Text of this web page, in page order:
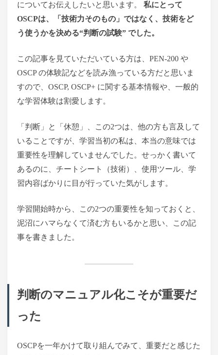
についてお伝えしたいと思います。 私にとって
OSCPは、「技術力そのもの」ではなく、技術をど
う使うかを決める“判断の試験” でした。
この記事を見ていただいている方は、PEN-200 や
OSCP の体験記などを読み漁っている方だと思いま
すので、OSCP, OSCP+ に関する基本情報や、一般的
な学習体験は割愛します。
「判断」と「休憩」、この2つは、他の方も言及して
いることですが、学習当初の私は、本当の意味では
重要性を理解していませんでした。せっかく書いて
あるのに、チートシート（技術）、使用ツール、学
習内容ばかりに目が行っていた気がします。
学習開始時から、この2つの重要性を知っておくと、
泥沼にハマらなくて済む方もいるかと思い、この記
事を書きました。
判断のマニュアル化こそが重要だ
った
OSCPを一年かけて取り組んでみて、重要だと感じた